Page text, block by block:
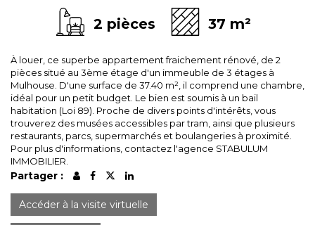
2 pièces 37 m²
À louer, ce superbe appartement fraichement rénové, de 2
pièces situé au 3ème étage d'un immeuble de 3 étages à
Mulhouse. D'une surface de 37.40 m², il comprend une chambre,
idéal pour un petit budget. Le bien est soumis à un bail
habitation (Loi 89). Proche de divers points d'intérêts, vous
trouverez des musées accessibles par tram, ainsi que plusieurs
restaurants, parcs, supermarchés et boulangeries à proximité.
Pour plus d'informations, contactez l'agence STABULUM
IMMOBILIER.
Partager :
Accéder à la visite virtuelle